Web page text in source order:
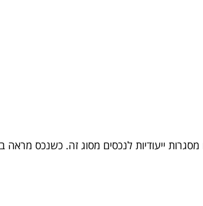
ייעודיות לנכסים מסוג זה. כשנכס מראה